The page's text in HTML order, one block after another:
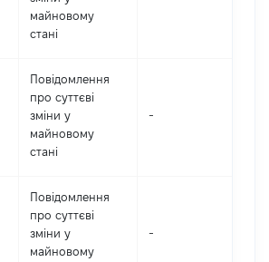
майновому
стані
Повідомлення
про суттєві
зміни y
майновому
стані
-
Повідомлення
про суттєві
зміни y
майновому
-